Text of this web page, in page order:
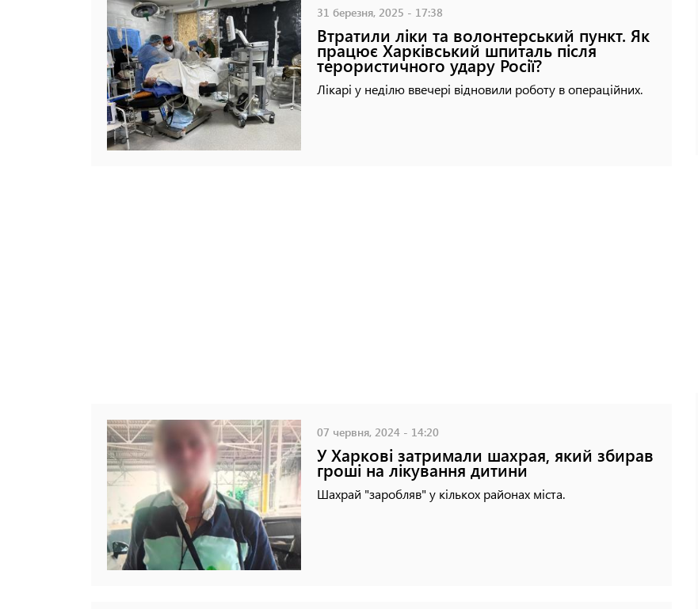
31 березня, 2025 - 17:38
Втратили ліки та волонтерський пункт. Як
працює Харківський шпиталь після
терористичного удару Росії?
Лікарі у неділю ввечері відновили роботу в операційних.
07 червня, 2024 - 14:20
У Харкові затримали шахрая, який збирав
гроші на лікування дитини
Шахрай "заробляв" у кількох районах міста.